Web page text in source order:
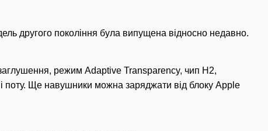
другого покоління була випущена відносно недавно.
режим Adaptive Transparency, чип H2,
поту. Ще навушники можна заряджати від блоку Apple